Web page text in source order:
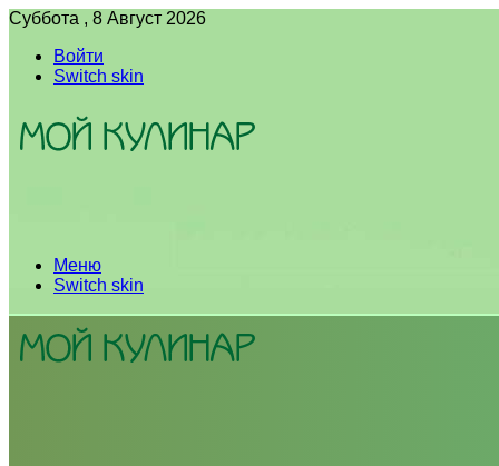
Суббота , 8 Август 2026
Войти
Switch skin
Меню
Switch skin